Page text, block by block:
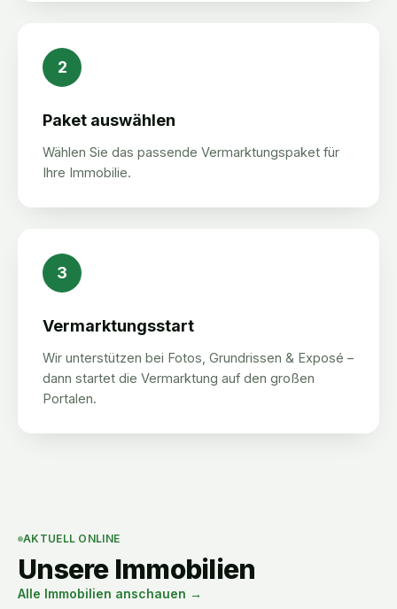
2
Paket auswählen
Wählen Sie das passende Vermarktungspaket für
Ihre Immobilie.
3
Vermarktungsstart
Wir unterstützen bei Fotos, Grundrissen & Exposé –
dann startet die Vermarktung auf den großen
Portalen.
AKTUELL ONLINE
Unsere Immobilien
Alle Immobilien anschauen →